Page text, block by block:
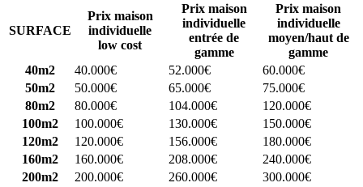
SURFACE
Prix maison
individuelle
low cost
Prix maison
individuelle
entrée de
gamme
Prix maison
individuelle
moyen/haut de
gamme
40m2
40.000€ 52.000€
60.000€
50m2
50.000€ 65.000€
75.000€
80m2
80.000€ 104.000€
120.000€
100m2
100.000€ 130.000€
150.000€
120m2
120.000€ 156.000€
180.000€
160m2
160.000€ 208.000€
240.000€
200m2
200.000€ 260.000€ 300.000€